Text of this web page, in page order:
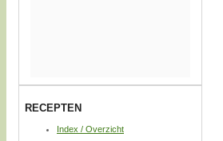
RECEPTEN
Index / Overzicht